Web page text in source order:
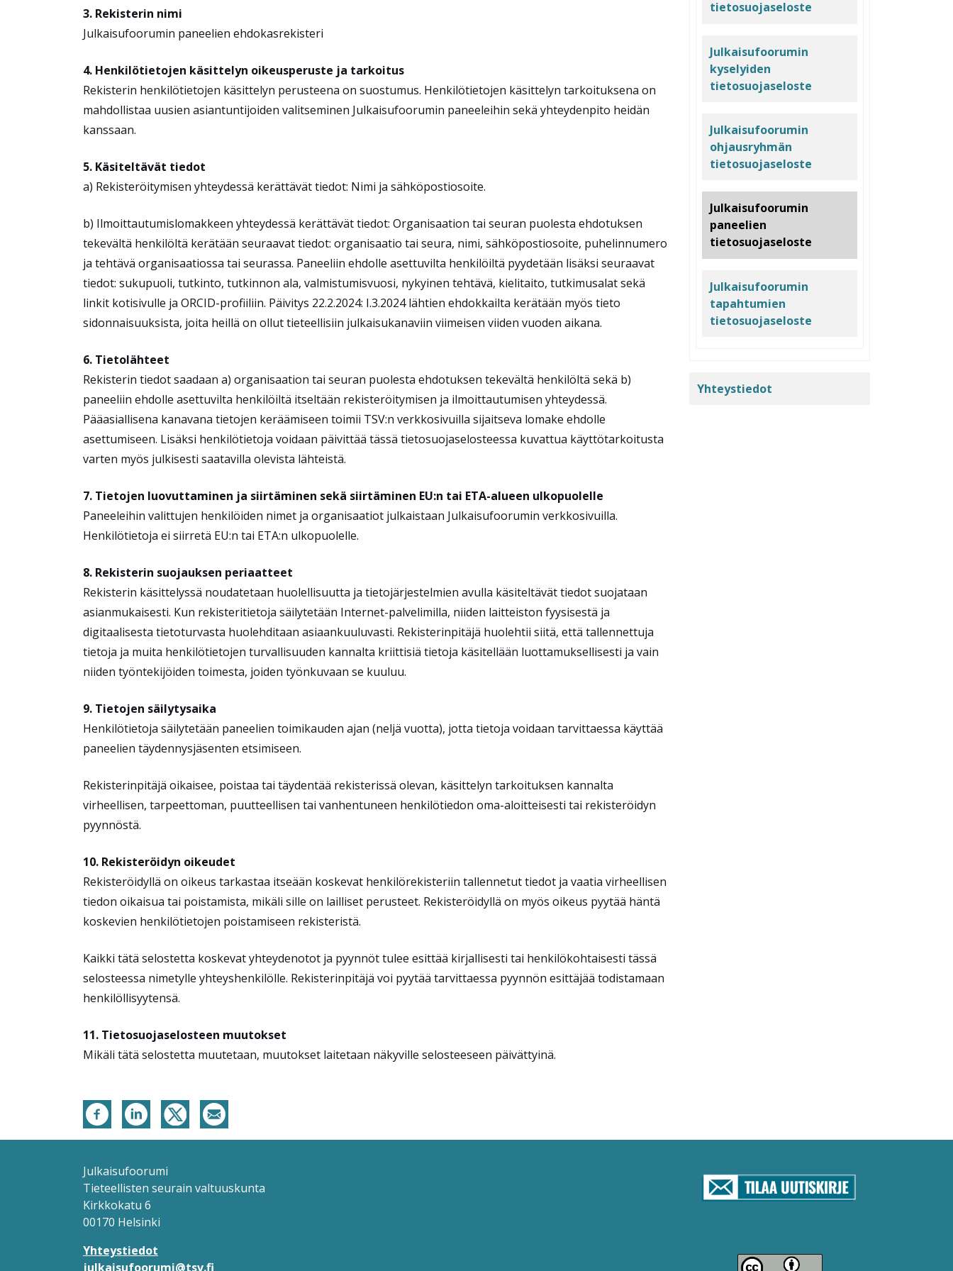
3. Rekisterin nimi
Julkaisufoorumin paneelien ehdokasrekisteri
4. Henkilötietojen käsittelyn oikeusperuste ja tarkoitus
Rekisterin henkilötietojen käsittelyn perusteena on suostumus. Henkilötietojen käsittelyn tarkoituksena on
mahdollistaa uusien asiantuntijoiden valitseminen Julkaisufoorumin paneeleihin sekä yhteydenpito heidän
kanssaan.
5. Käsiteltävät tiedot
a) Rekisteröitymisen yhteydessä kerättävät tiedot: Nimi ja sähköpostiosoite.
b) Ilmoittautumislomakkeen yhteydessä kerättävät tiedot: Organisaation tai seuran puolesta ehdotuksen
tekevältä henkilöltä kerätään seuraavat tiedot: organisaatio tai seura, nimi, sähköpostiosoite, puhelinnumero
ja tehtävä organisaatiossa tai seurassa. Paneeliin ehdolle asettuvilta henkilöiltä pyydetään lisäksi seuraavat
tiedot: sukupuoli, tutkinto, tutkinnon ala, valmistumisvuosi, nykyinen tehtävä, kielitaito, tutkimusalat sekä
linkit kotisivulle ja ORCID-profiiliin. Päivitys 22.2.2024: I.3.2024 lähtien ehdokkailta kerätään myös tieto
sidonnaisuuksista, joita heillä on ollut tieteellisiin julkaisukanaviin viimeisen viiden vuoden aikana.
6. Tietolähteet
Rekisterin tiedot saadaan a) organisaation tai seuran puolesta ehdotuksen tekevältä henkilöltä sekä b)
paneeliin ehdolle asettuvilta henkilöiltä itseltään rekisteröitymisen ja ilmoittautumisen yhteydessä.
Pääasiallisena kanavana tietojen keräämiseen toimii TSV:n verkkosivuilla sijaitseva lomake ehdolle
asettumiseen. Lisäksi henkilötietoja voidaan päivittää tässä tietosuojaselosteessa kuvattua käyttötarkoitusta
varten myös julkisesti saatavilla olevista lähteistä.
7. Tietojen luovuttaminen ja siirtäminen sekä siirtäminen EU:n tai ETA-alueen ulkopuolelle
Paneeleihin valittujen henkilöiden nimet ja organisaatiot julkaistaan Julkaisufoorumin verkkosivuilla.
Henkilötietoja ei siirretä EU:n tai ETA:n ulkopuolelle.
8. Rekisterin suojauksen periaatteet
Rekisterin käsittelyssä noudatetaan huolellisuutta ja tietojärjestelmien avulla käsiteltävät tiedot suojataan
asianmukaisesti. Kun rekisteritietoja säilytetään Internet-palvelimilla, niiden laitteiston fyysisestä ja
digitaalisesta tietoturvasta huolehditaan asiaankuuluvasti. Rekisterinpitäjä huolehtii siitä, että tallennettuja
tietoja ja muita henkilötietojen turvallisuuden kannalta kriittisiä tietoja käsitellään luottamuksellisesti ja vain
niiden työntekijöiden toimesta, joiden työnkuvaan se kuuluu.
9. Tietojen säilytysaika
Henkilötietoja säilytetään paneelien toimikauden ajan (neljä vuotta), jotta tietoja voidaan tarvittaessa käyttää
paneelien täydennysjäsenten etsimiseen.
Rekisterinpitäjä oikaisee, poistaa tai täydentää rekisterissä olevan, käsittelyn tarkoituksen kannalta
virheellisen, tarpeettoman, puutteellisen tai vanhentuneen henkilötiedon oma-aloitteisesti tai rekisteröidyn
pyynnöstä.
10. Rekisteröidyn oikeudet
Rekisteröidyllä on oikeus tarkastaa itseään koskevat henkilörekisteriin tallennetut tiedot ja vaatia virheellisen
tiedon oikaisua tai poistamista, mikäli sille on lailliset perusteet. Rekisteröidyllä on myös oikeus pyytää häntä
koskevien henkilötietojen poistamiseen rekisteristä.
Kaikki tätä selostetta koskevat yhteydenotot ja pyynnöt tulee esittää kirjallisesti tai henkilökohtaisesti tässä
selosteessa nimetylle yhteyshenkilölle. Rekisterinpitäjä voi pyytää tarvittaessa pyynnön esittäjää todistamaan
henkilöllisyytensä.
11. Tietosuojaselosteen muutokset
Mikäli tätä selostetta muutetaan, muutokset laitetaan näkyville selosteeseen päivättyinä.
tietosuojaseloste
Julkaisufoorumin
kyselyiden
tietosuojaseloste
Julkaisufoorumin
ohjausryhmän
tietosuojaseloste
Julkaisufoorumin
paneelien
tietosuojaseloste
Julkaisufoorumin
tapahtumien
tietosuojaseloste
Yhteystiedot
Julkaisufoorumi
Tieteellisten seurain valtuuskunta
Kirkkokatu 6
00170 Helsinki
Yhteystiedot
julkaisufoorumi@tsv.fi